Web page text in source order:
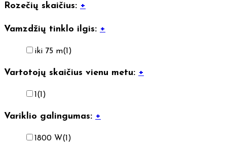
Rozečių skaičius: +
Vamzdžių tinklo ilgis: +
iki 75 m(1)
Vartotojų skaičius vienu metu: +
1 (1)
Variklio galingumas: +
1800 W(1)